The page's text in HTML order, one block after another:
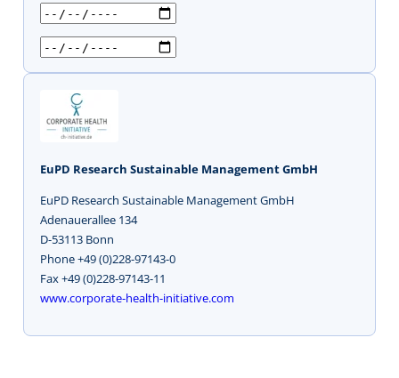
EuPD Research Sustainable Management GmbH
EuPD Research Sustainable Management GmbH
Adenauerallee 134
D-53113 Bonn
Phone +49 (0)228-97143-0
Fax +49 (0)228-97143-11
www.corporate-health-initiative.com